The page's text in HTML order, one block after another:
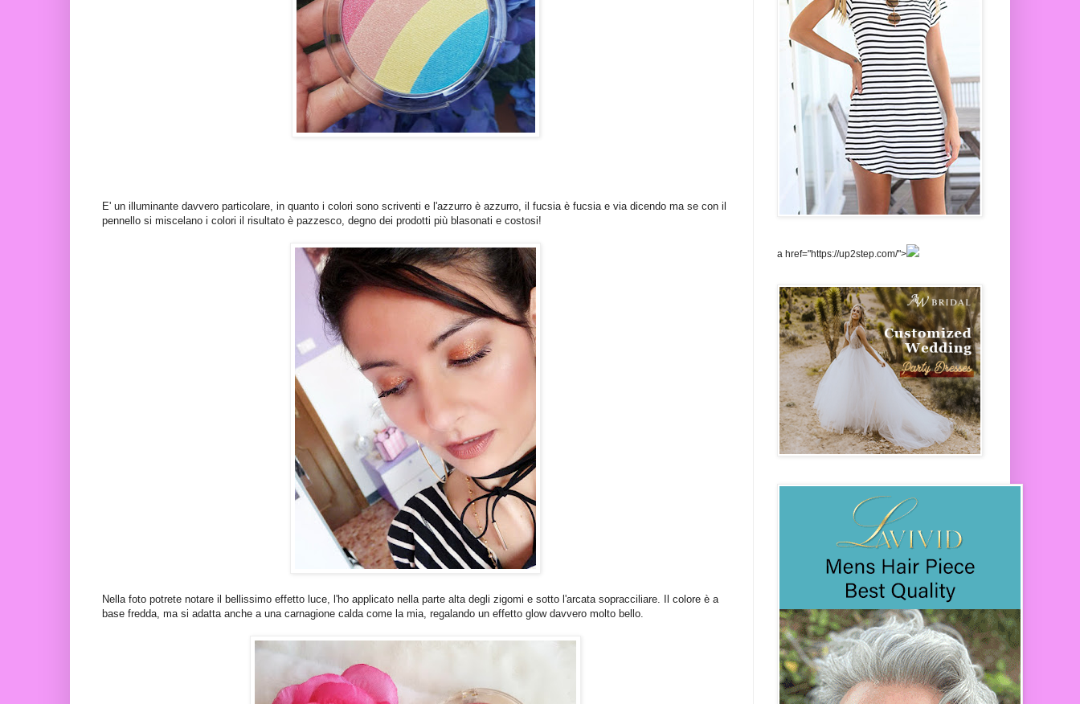
E' un illuminante davvero particolare, in quanto i colori sono scriventi e l'azzurro è azzurro, il fucsia è fucsia e via dicendo ma se con il
pennello si miscelano i colori il risultato è pazzesco, degno dei prodotti più blasonati e costosi!
Nella foto potrete notare il bellissimo effetto luce, l'ho applicato nella parte alta degli zigomi e sotto l'arcata sopracciliare. Il colore è a
base fredda, ma si adatta anche a una carnagione calda come la mia, regalando un effetto glow davvero molto bello.
a href="https://up2step.com/">